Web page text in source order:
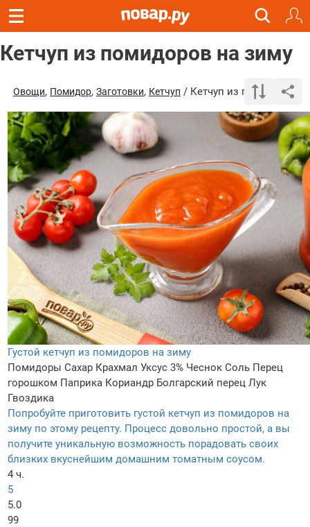
Кетчуп из помидоров на зиму
Овощи, Помидор, Заготовки, Кетчуп / Кетчуп из помидоров
Густой кетчуп из помидоров на зиму
Помидоры Сахар Крахмал Уксус 3% Чеснок Соль Перец
горошком Паприка Кориандр Болгарский перец Лук
Гвоздика
Попробуйте приготовить густой кетчуп из помидоров на
зиму по этому рецепту. Процесс довольно простой, а вы
получите уникальную возможность порадовать своих
близких вкуснейшим домашним томатным соусом.
4 ч.
5
5.0
99